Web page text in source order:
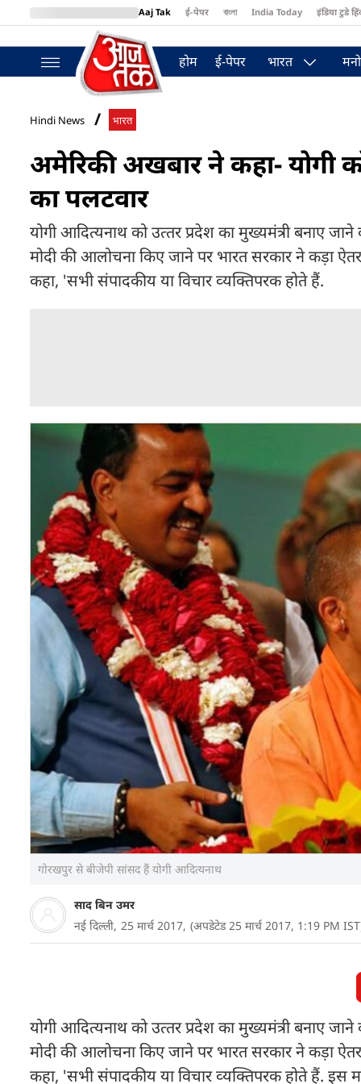
Aaj Tak ई-पेपर বাংলা India Today इंडिया टुडे
BT Bazaar
होम ई-पेपर भारत
Hindi News भारत
अमेरिकी अखबार ने कहा- योगी
का पलटवार
योगी आदित्‍यनाथ को उत्‍तर प्रदेश का मुख्‍यमंत्री बनाए
मोदी की आलोचना किए जाने पर भारत सरकार ने कड़ा
कहा, 'सभी संपादकीय या विचार व्‍यक्तिपरक होते हैं.
गोरखपुर से बीजेपी सांसद हैं योगी आदित्यनाथ
साद बिन उमर
नई दिल्ली, 25 मार्च 2017, (अपडेटेड 25 मार्च 2017, 1:19 PM
योगी आदित्‍यनाथ को उत्‍तर प्रदेश का मुख्‍यमंत्री बनाए
मोदी की आलोचना किए जाने पर भारत सरकार ने कड़ा
कहा, 'सभी संपादकीय या विचार व्‍यक्तिपरक होते हैं. इस